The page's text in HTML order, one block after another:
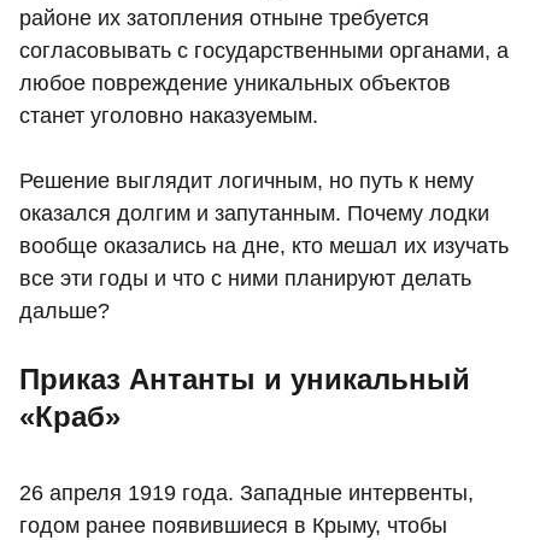
районе их затопления отныне требуется
согласовывать с государственными органами, а
любое повреждение уникальных объектов
станет уголовно наказуемым.
Решение выглядит логичным, но путь к нему
оказался долгим и запутанным. Почему лодки
вообще оказались на дне, кто мешал их изучать
все эти годы и что с ними планируют делать
дальше?
Приказ Антанты и уникальный
«Краб»
26 апреля 1919 года. Западные интервенты,
годом ранее появившиеся в Крыму, чтобы